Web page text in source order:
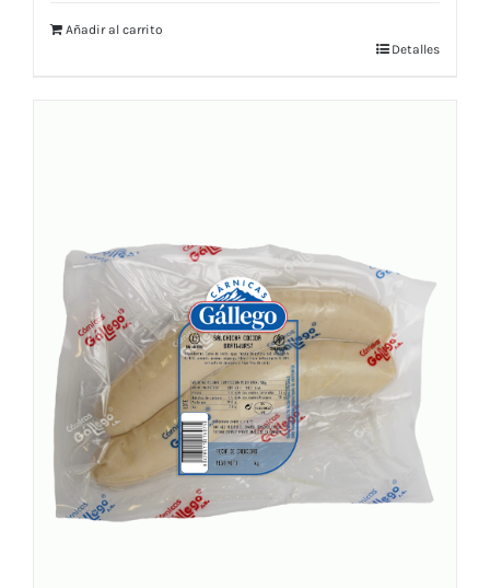
Añadir al carrito
Detalles